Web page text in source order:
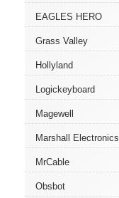
EAGLES HERO
Grass Valley
Hollyland
Logickeyboard
Magewell
Marshall Electronics
MrCable
Obsbot